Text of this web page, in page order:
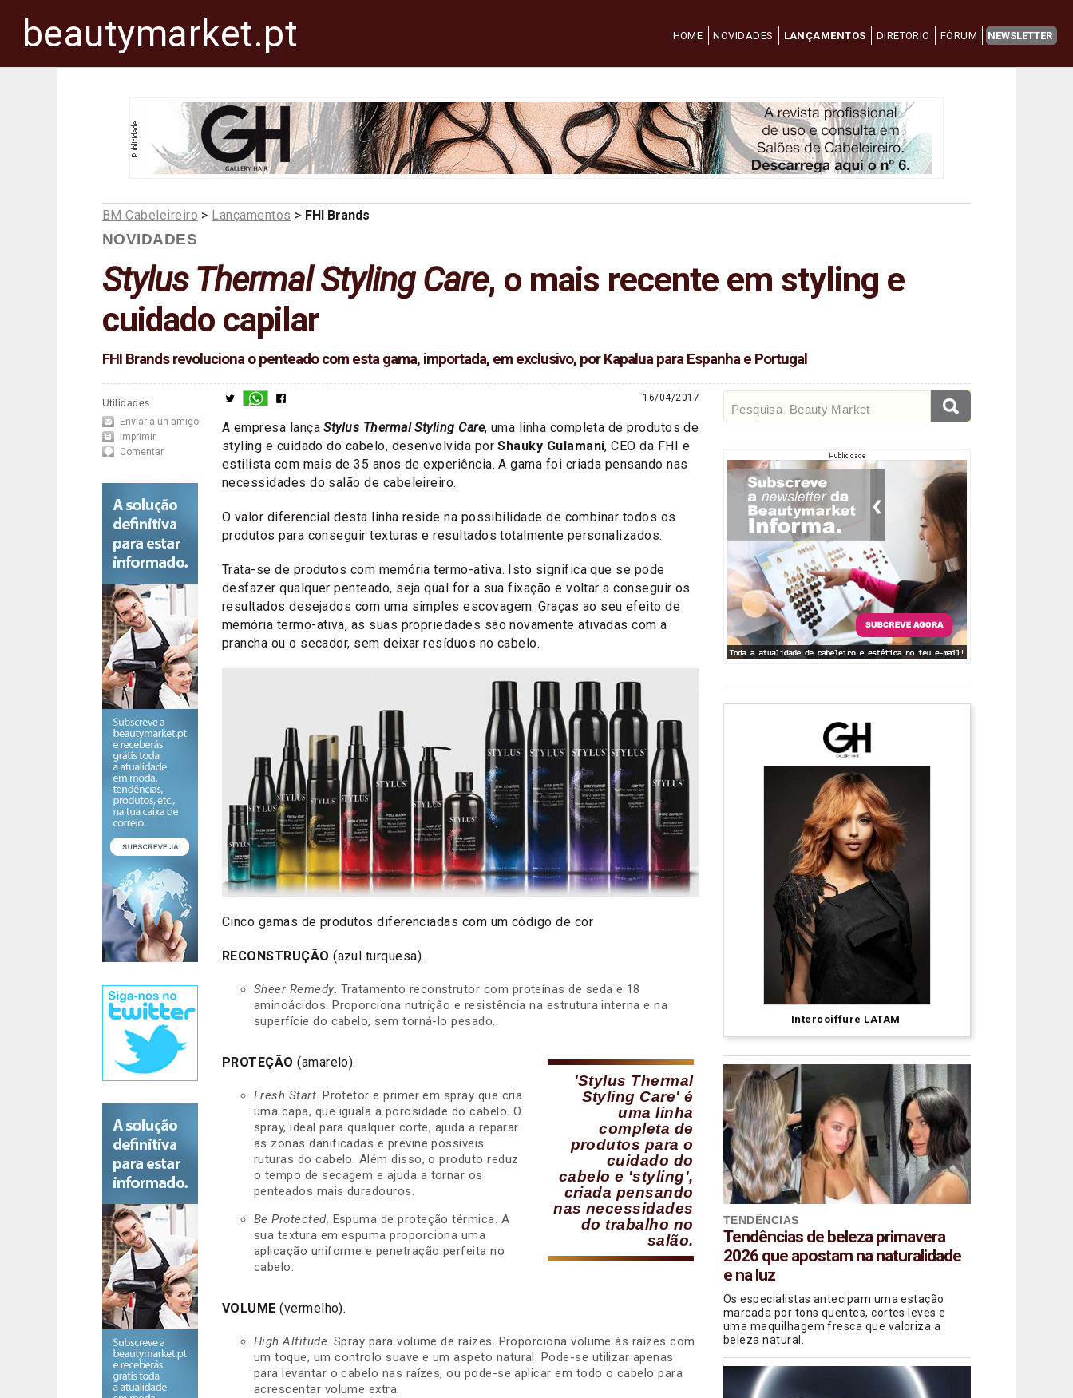
beautymarket.pt HOME NOVIDADES LANÇAMENTOS DIRETÓRIO FÓRUM NEWSLETTER
BM Cabeleireiro > Lançamentos > FHI Brands
NOVIDADES
Stylus Thermal Styling Care, o mais recente em styling e
cuidado capilar
FHI Brands revoluciona o penteado com esta gama, importada, em exclusivo, por Kapalua para Espanha e Portugal
Utilidades
Enviar a un amigo
Imprimir
Comentar
David
Barron
Intercoiffure LATAM
TENDÊNCIAS
Tendências de beleza primavera
2026 que apostam na naturalidade
e na luz
Os especialistas antecipam uma estação
marcada por tons quentes, cortes leves e
uma maquilhagem fresca que valoriza a
beleza natural.
16/04/2017
A empresa lançaStylus Thermal Styling Care, uma linha completa de produtos de
styling e cuidado do cabelo, desenvolvida porShauky Gulamani, CEO da FHI e
estilista com mais de 35 anos de experiência. A gama foi criada pensando nas
necessidades do salão de cabeleireiro.
O valor diferencial desta linha reside na possibilidade de combinar todos os
produtos para conseguir texturas e resultados totalmente personalizados.
Trata-se de produtos com memória termo-ativa. Isto significa que se pode
desfazer qualquer penteado, seja qual for a sua fixação e voltar a conseguir os
resultados desejados com uma simples escovagem. Graças ao seu efeito de
memória termo-ativa, as suas propriedades são novamente ativadas com a
prancha ou o secador, sem deixar resíduos no cabelo.
Cinco gamas de produtos diferenciadas com um código de cor
RECONSTRUÇÃO (azul turquesa).
Sheer Remedy. Tratamento reconstrutor com proteínas de seda e 18
aminoácidos. Proporciona nutrição e resistência na estrutura interna e na
superfície do cabelo, sem torná-lo pesado.
'Stylus Thermal
Styling Care' é
uma linha
completa de
produtos para o
cuidado do
cabelo e 'styling',
criada pensando
nas necessidades
do trabalho no
salão.
PROTEÇÃO (amarelo).
Fresh Start. Protetor e primer em spray que cria
uma capa, que iguala a porosidade do cabelo. O
spray, ideal para qualquer corte, ajuda a reparar
as zonas danificadas e previne possíveis
ruturas do cabelo. Além disso, o produto reduz
o tempo de secagem e ajuda a tornar os
penteados mais duradouros.
Be Protected. Espuma de proteção térmica. A
sua textura em espuma proporciona uma
aplicação uniforme e penetração perfeita no
cabelo.
VOLUME (vermelho).
High Altitude. Spray para volume de raízes. Proporciona volume às raízes com
um toque, um controlo suave e um aspeto natural. Pode-se utilizar apenas
para levantar o cabelo nas raízes, ou pode-se aplicar em todo o cabelo para
acrescentar volume extra.